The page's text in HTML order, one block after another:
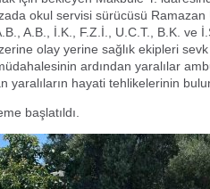
okul servisi sürücüsü
A.B., İ.K., F.Z.İ., U.C.T., B.K. ve
olay yerine sağlık ekipleri
ardından yaralılar
yaralıların hayati tehlikelerinin
başlatıldı.